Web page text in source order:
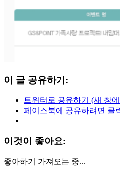
이 글 공유하기:
트위터로 공유하기 (새 창
페이스북에 공유하려면 클
이것이 좋아요:
좋아하기 가져오는 중...